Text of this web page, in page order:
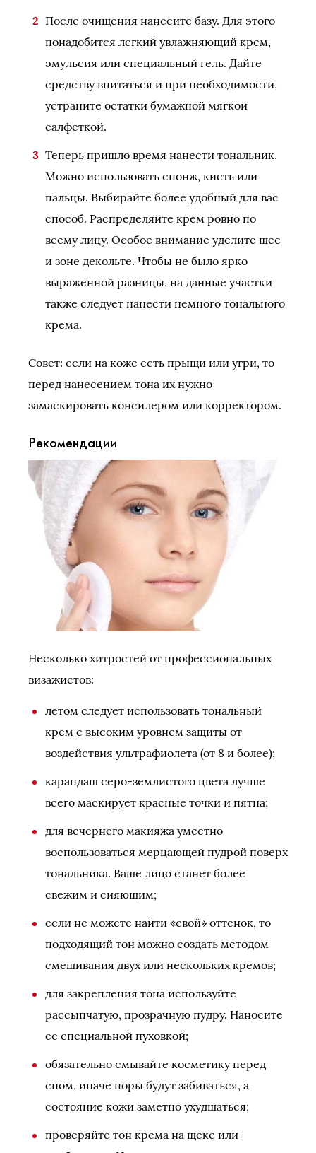
После очищения нанесите базу. Для этого
понадобится легкий увлажняющий крем,
эмульсия или специальный гель. Дайте
средству впитаться и при необходимости,
устраните остатки бумажной мягкой
салфеткой.
Теперь пришло время нанести тональник.
Можно использовать спонж, кисть или
пальцы. Выбирайте более удобный для вас
способ. Распределяйте крем ровно по
всему лицу. Особое внимание уделите шее
и зоне декольте. Чтобы не было ярко
выраженной разницы, на данные участки
также следует нанести немного тонального
крема.
Совет: если на коже есть прыщи или угри, то
перед нанесением тона их нужно
замаскировать консилером или корректором.
Рекомендации
Несколько хитростей от профессиональных
визажистов:
летом следует использовать тональный
крем с высоким уровнем защиты от
воздействия ультрафиолета (от 8 и более);
карандаш серо-землистого цвета лучше
всего маскирует красные точки и пятна;
для вечернего макияжа уместно
воспользоваться мерцающей пудрой поверх
тональника. Ваше лицо станет более
свежим и сияющим;
если не можете найти «свой» оттенок, то
подходящий тон можно создать методом
смешивания двух или нескольких кремов;
для закрепления тона используйте
рассыпчатую, прозрачную пудру. Наносите
ее специальной пуховкой;
обязательно смывайте косметику перед
сном, иначе поры будут забиваться, а
состояние кожи заметно ухудшаться;
проверяйте тон крема на щеке или